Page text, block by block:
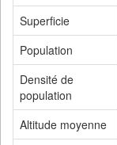
Superficie
Population
Densité de
population
Altitude moyenne